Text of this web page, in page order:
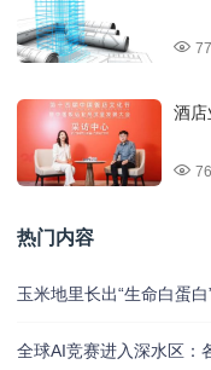
酒店
热门内容
玉米地里长出“生命白蛋